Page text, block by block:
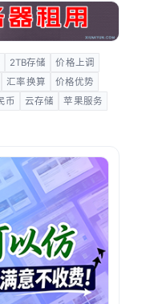
2TB存储
价格上调
汇率换算
价格优势
币 云存储
苹果服务